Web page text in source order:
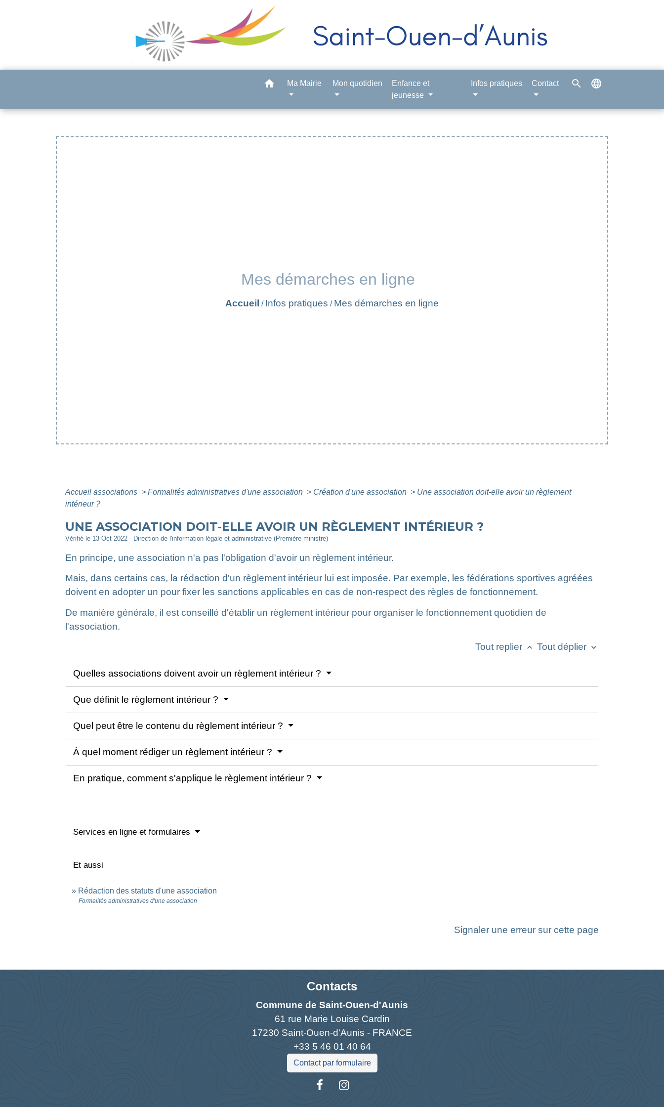
home Ma Mairie Mon quotidien
Enfance et
jeunesse
Infos pratiques Contact search language
Mes démarches en ligne
Accueil / Infos pratiques / Mes démarches en ligne
Accueil associations > Formalités administratives d'une association > Création d'une association > Une association doit-elle avoir un règlement
intérieur ?
UNE ASSOCIATION DOIT-ELLE AVOIR UN RÈGLEMENT INTÉRIEUR ?
Vérifié le 13 Oct 2022 - Direction de l'information légale et administrative (Première ministre)
En principe, une association n'a pas l'obligation d'avoir un règlement intérieur.
Mais, dans certains cas, la rédaction d'un règlement intérieur lui est imposée. Par exemple, les fédérations sportives agréées
doivent en adopter un pour fixer les sanctions applicables en cas de non-respect des règles de fonctionnement.
De manière générale, il est conseillé d'établir un règlement intérieur pour organiser le fonctionnement quotidien de
l'association.
Tout replier keyboard_arrow_up Tout déplier keyboard_arrow_down
Quelles associations doivent avoir un règlement intérieur ?
Que définit le règlement intérieur ?
Quel peut être le contenu du règlement intérieur ?
À quel moment rédiger un règlement intérieur ?
En pratique, comment s'applique le règlement intérieur ?
Services en ligne et formulaires
Et aussi
Rédaction des statuts d'une association
Formalités administratives d'une association
Signaler une erreur sur cette page
Contacts
Commune de Saint-Ouen-d'Aunis
61 rue Marie Louise Cardin
17230 Saint-Ouen-d'Aunis - FRANCE
+33 5 46 01 40 64
Contact par formulaire